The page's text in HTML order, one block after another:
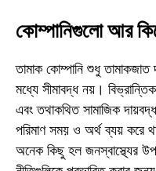
কোম্পানিগুলো আর
তামাক কোম্পানি শুধু তামাকজাত
মধ্যে সীমাবদ্ধ নয়।
এবং তথাকথিত সামাজিক
পরিমাণ সময় ও অর্থ ব্যয়
অনেক কিছু হল জনস্বাস্থ্যের